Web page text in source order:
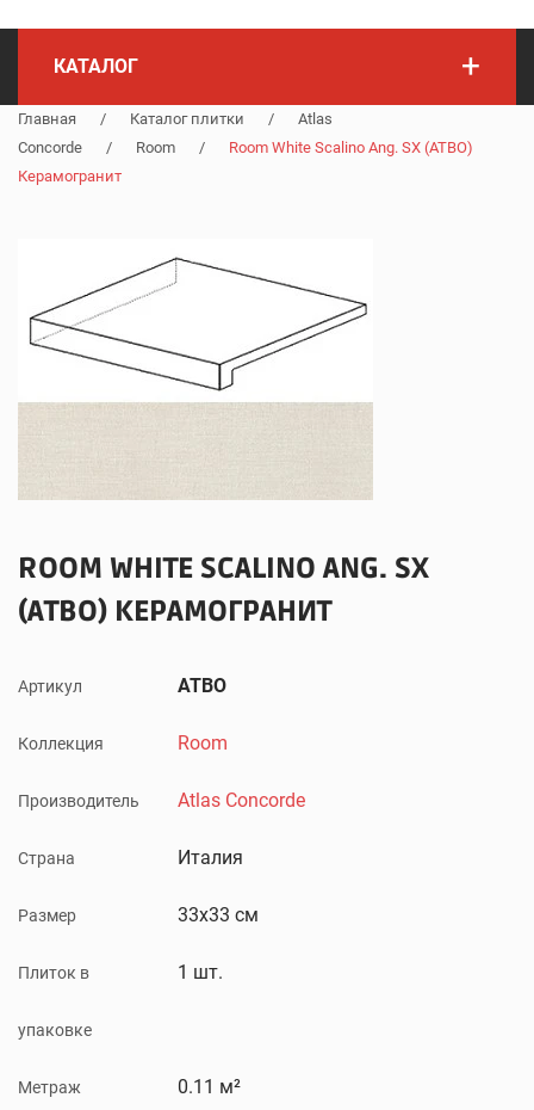
КАТАЛОГ +
Главная / Каталог плитки /
Atlas
Concorde
/ Room /
Room White Scalino Ang. SX (ATBO)
Керамогранит
ROOM WHITE SCALINO ANG. SX
(ATBO) КЕРАМОГРАНИТ
Артикул ATBO
Коллекция Room
Производитель Atlas Concorde
Страна Италия
Размер 33x33 см
Плиток в
упаковке
1 шт.
Метраж 0.11 м²